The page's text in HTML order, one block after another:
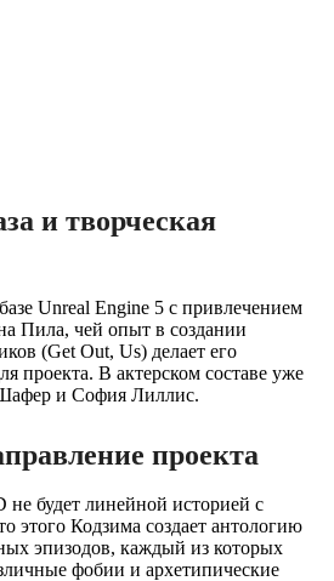
и творческая
Unreal Engine 5 с привлечением
Пила, чей опыт в создании
(Get Out, Us) делает его
проекта. В актерском составе уже
и София Лиллис.
проекта
будет линейной историей с
этого Кодзима создает антологию
эпизодов, каждый из которых
фобии и архетипические